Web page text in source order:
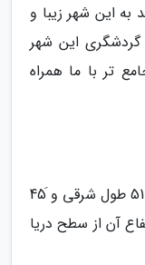
این شهر زیبا و
این شهر
تر با ما همراه
قمصر به لحاظ موقعیت هندسی در َ26 0 51 طول شرقی و َ45
آن از سطح دریا